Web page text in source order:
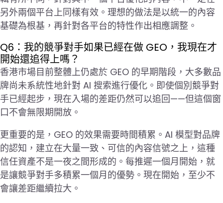
另外兩個平台上同樣有效。理想的做法是以統一的內容
基礎為根基，再針對各平台的特性作出相應調整。
Q6：我的競爭對手如果已經在做 GEO，我現在才
開始還追得上嗎？
香港市場目前整體上仍處於 GEO 的早期階段，大多數品
牌尚未系統性地針對 AI 搜索進行優化。即使個別競爭對
手已經起步，現在入場的差距仍然可以追回——但這個窗
口不會無限期開放。
更重要的是，GEO 的效果需要時間積累。AI 模型對品牌
的認知，建立在大量一致、可信的內容信號之上，這種
信任資產不是一夜之間形成的。每推遲一個月開始，就
是讓競爭對手多積累一個月的優勢。現在開始，至少不
會讓差距繼續拉大。